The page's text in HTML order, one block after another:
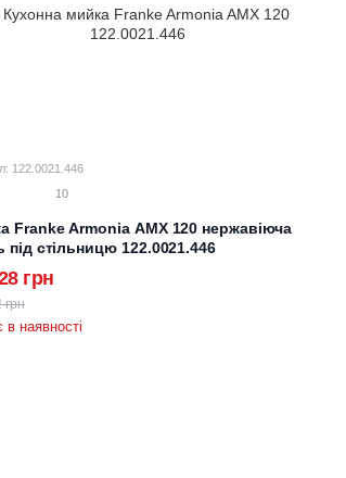
122.0021.446
10
Franke Armonia AMX 120 нержавіюча
під стільницю 122.0021.446
грн
грн
в наявності